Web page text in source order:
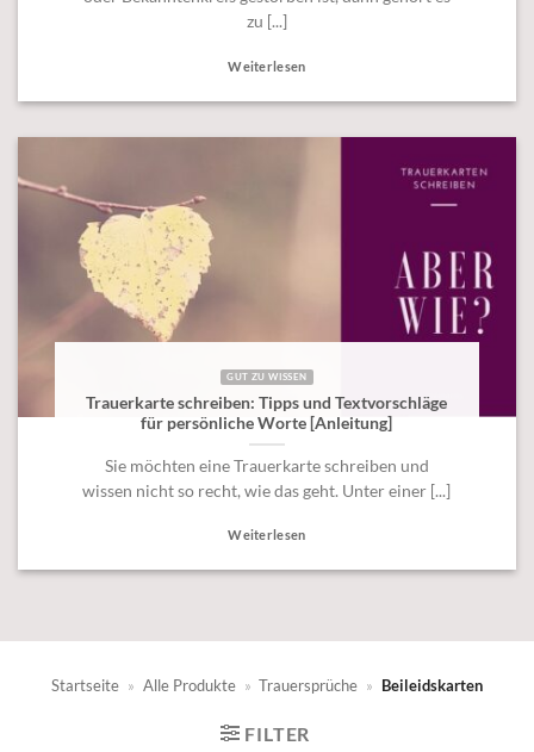
zu [...]
Weiterlesen
GUT ZU WISSEN
Trauerkarte schreiben: Tipps und Textvorschläge
für persönliche Worte [Anleitung]
Sie möchten eine Trauerkarte schreiben und
wissen nicht so recht, wie das geht. Unter einer [...]
Weiterlesen
Startseite » Alle Produkte » Trauersprüche » Beileidskarten
FILTER